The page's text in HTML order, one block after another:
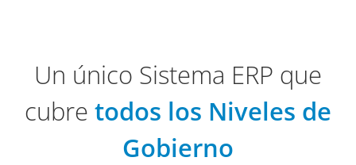
Un único Sistema ERP que
cubre todos los Niveles de
Gobierno